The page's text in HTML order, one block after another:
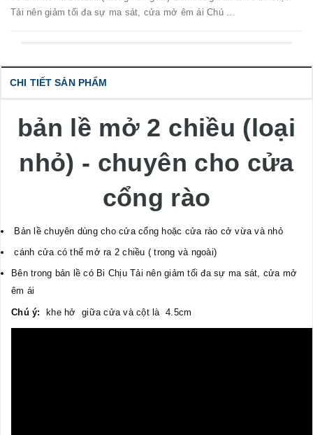
Tải nên giảm tối đa sự ma sát, cửa mở êm ái Chú ...
CHI TIẾT SẢN PHẨM
bản lề mở 2 chiều (loại
nhỏ) - chuyên cho cửa
cổng rào
Bản lề chuyên dùng cho cửa cổng hoặc cửa rào cở vừa và nhỏ
cánh cửa có thể mở ra 2 chiều ( trong và ngoài)
Bên trong bản lề có Bi Chịu Tải nên giảm tối đa sự ma sát, cửa mở
êm ái
Chú ý: khe hở giữa cửa và cột là 4.5cm